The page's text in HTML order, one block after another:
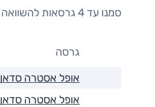
סמנו עד 4 גרסאות להשוואה
גרסה
אופל אסטרה סדאן 1.6 ל' דיזל, אוט', Enjoy
אופל אסטרה סדאן 1.4 ל' טורבו, אוט', Enjoy